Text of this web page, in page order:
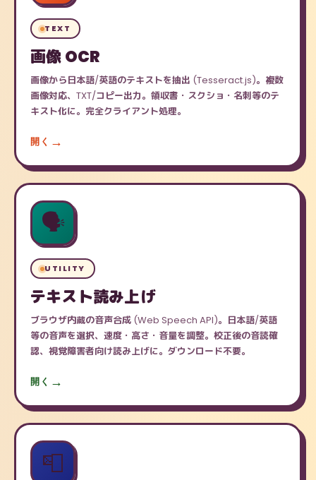
TEXT
画像 OCR
画像から日本語/英語のテキストを抽出 (Tesseract.js)。複数
画像対応、TXT/コピー出力。領収書・スクショ・名刺等のテ
キスト化に。完全クライアント処理。
開く
🗣️
UTILITY
テキスト読み上げ
ブラウザ内蔵の音声合成 (Web Speech API)。日本語/英語
等の音声を選択、速度・高さ・音量を調整。校正後の音読確
認、視覚障害者向け読み上げに。ダウンロード不要。
開く
📮